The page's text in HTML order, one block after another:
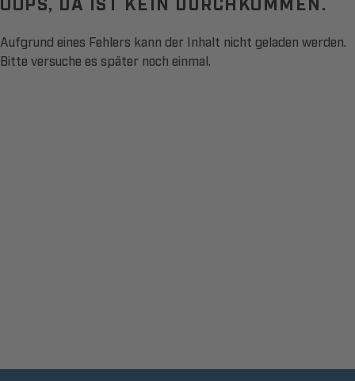
Aufgrund eines Fehlers kann der Inhalt nicht geladen werden.
Bitte versuche es später noch einmal.